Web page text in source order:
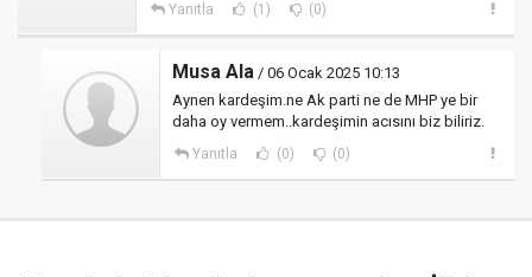
Yanıtla (1) (0)
Musa Ala / 06 Ocak 2025 10:13
Aynen kardeşim.ne Ak parti ne de MHP ye bir
daha oy vermem..kardeşimin acısını biz biliriz.
Yanıtla (0) (0)